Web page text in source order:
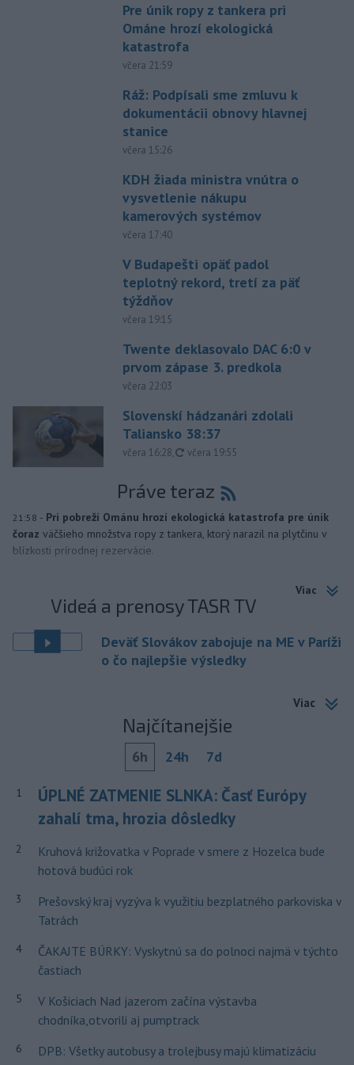
Pre únik ropy z tankera pri
Ománe hrozí ekologická
katastrofa
včera 21:59
Ráž: Podpísali sme zmluvu k
dokumentácii obnovy hlavnej
stanice
včera 15:26
KDH žiada ministra vnútra o
vysvetlenie nákupu
kamerových systémov
včera 17:40
V Budapešti opäť padol
teplotný rekord, tretí za päť
týždňov
včera 19:15
Twente deklasovalo DAC 6:0 v
prvom zápase 3. predkola
včera 22:03
Slovenskí hádzanári zdolali
Taliansko 38:37
včera 16:28, aktualizované
včera 19:55
Práve teraz
21:58 - Pri pobreží Ománu hrozí ekologická katastrofa pre únik
čoraz väčšieho množstva ropy z tankera, ktorý narazil na plytčinu v
blízkosti prírodnej rezervácie.
Viac
Videá a prenosy TASR TV
Deväť Slovákov zabojuje na ME v Paríži
o čo najlepšie výsledky
Viac
Najčítanejšie
6h 24h 7d
1
ÚPLNÉ ZATMENIE SLNKA: Časť Európy
zahalí tma, hrozia dôsledky
2
Kruhová križovatka v Poprade v smere z Hozelca bude
hotová budúci rok
3
Prešovský kraj vyzýva k využitiu bezplatného parkoviska v
Tatrách
4
ČAKAJTE BÚRKY: Vyskytnú sa do polnoci najmä v týchto
častiach
5
V Košiciach Nad jazerom začína výstavba
chodníka,otvorili aj pumptrack
6 DPB: Všetky autobusy a trolejbusy majú klimatizáciu